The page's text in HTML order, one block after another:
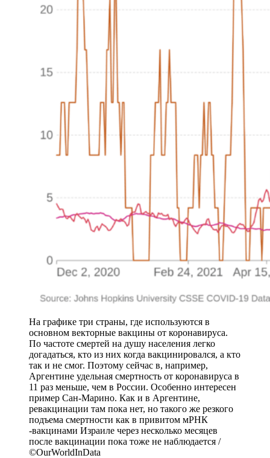
На графике три страны, где используются в
основном векторные вакцины от коронавируса.
По частоте смертей на душу населения легко
догадаться, кто из них когда вакцинировался, а кто
так и не смог. Поэтому сейчас в, например,
Аргентине удельная смертность от коронавируса в
11 раз меньше, чем в России. Особенно интересен
пример Сан-Марино. Как и в Аргентине,
ревакцинации там пока нет, но такого же резкого
подъема смертности как в привитом мРНК
-вакцинами Израиле через несколько месяцев
после вакцинации пока тоже не наблюдается /
©OurWorldInData